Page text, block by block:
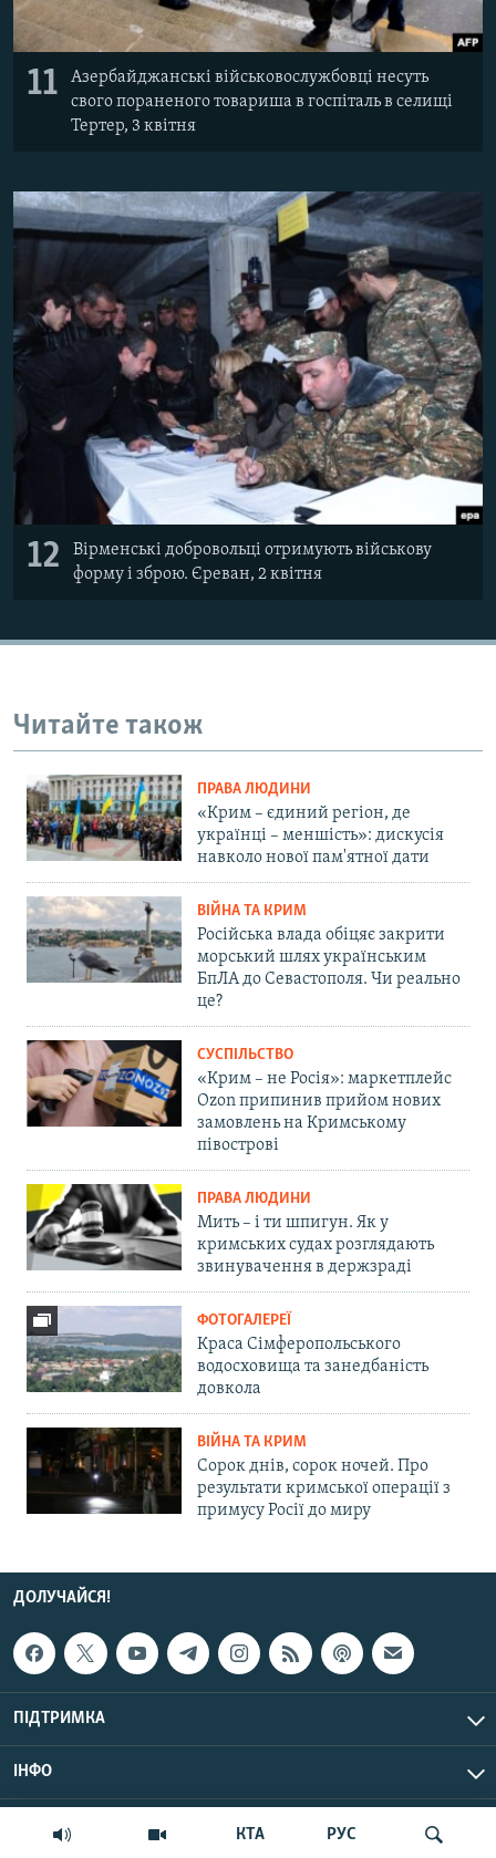
КТА РУС
11
Азербайджанські військовослужбовці несуть
свого пораненого товариша в госпіталь в селищі
Тертер, 3 квітня
12
Вірменські добровольці отримують військову
форму і зброю. Єреван, 2 квітня
Читайте також
ПРАВА ЛЮДИНИ
«Крим – єдиний регіон, де
українці – меншість»: дискусія
навколо нової пам'ятної дати
ВІЙНА ТА КРИМ
Російська влада обіцяє закрити
морський шлях українським
БпЛА до Севастополя. Чи реально
це?
СУСПІЛЬСТВО
«Крим – не Росія»: маркетплейс
Ozon припинив прийом нових
замовлень на Кримському
півострові
ПРАВА ЛЮДИНИ
Мить – і ти шпигун. Як у
кримських судах розглядають
звинувачення в держзраді
ФОТОГАЛЕРЕЇ
Краса Сімферопольського
водосховища та занедбаність
довкола
ВІЙНА ТА КРИМ
Сорок днів, сорок ночей. Про
результати кримської операції з
примусу Росії до миру
ДОЛУЧАЙСЯ!
ПІДТРИМКА
ІНФО
© Крим.Реалії, 2026 | Усі права застережено.